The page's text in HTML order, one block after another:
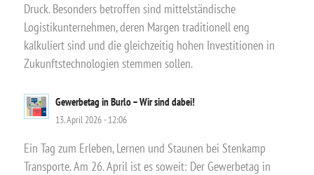
Druck. Besonders betroffen sind mittelständische
Logistikunternehmen, deren Margen traditionell eng
kalkuliert sind und die gleichzeitig hohen Investitionen in
Zukunftstechnologien stemmen sollen.
Gewerbetag in Burlo – Wir sind dabei!
13. April 2026 - 12:06
Ein Tag zum Erleben, Lernen und Staunen bei Stenkamp
Transporte. Am 26. April ist es soweit: Der Gewerbetag in